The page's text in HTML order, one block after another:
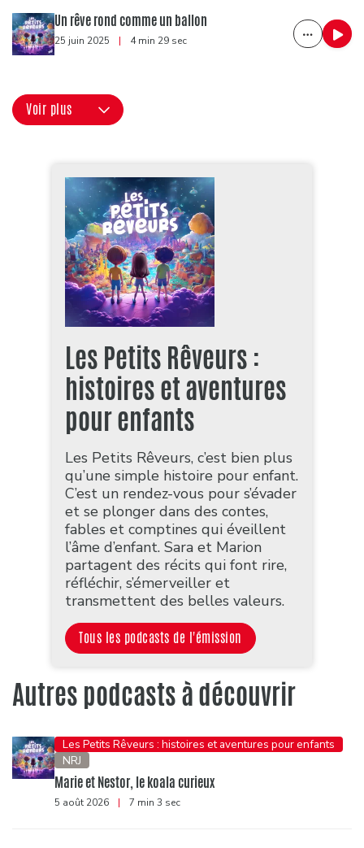
Un rêve rond comme un ballon
25 juin 2025 | 4 min 29 sec
Voir plus
Les Petits Rêveurs :
histoires et aventures
pour enfants
Les Petits Rêveurs, c’est bien plus
qu’une simple histoire pour enfant.
C’est un rendez-vous pour s’évader
et se plonger dans des contes,
fables et comptines qui éveillent
l’âme d’enfant. Sara et Marion
partagent des récits qui font rire,
réfléchir, s’émerveiller et
transmettent des belles valeurs.
Tous les podcasts de l'émission
Autres podcasts à découvrir
Les Petits Rêveurs : histoires et aventures pour enfants
NRJ
Marie et Nestor, le koala curieux
5 août 2026 | 7 min 3 sec